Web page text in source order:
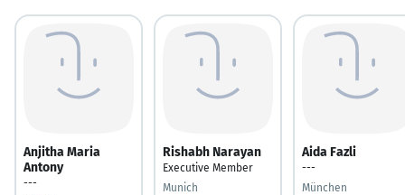
Anjitha Maria
Antony
---
Rishabh Narayan
Executive Member
Munich
Aida Fazli
---
München